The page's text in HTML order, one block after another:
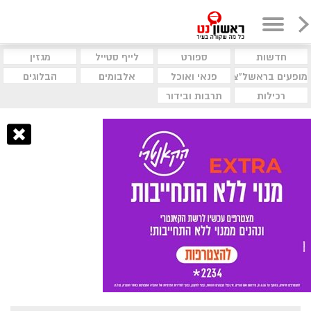
חדשות ספורט לייף סטייל
מגזין
מופעים בראשל"צ
פנאי ואוכל אלבומים
הבלוגים
רכילות
תרבות ובידור